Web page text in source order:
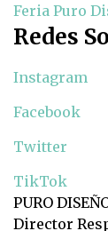
Feria Puro
Redes
Instagram
Facebook
Twitter
TikTok
PURO
Director